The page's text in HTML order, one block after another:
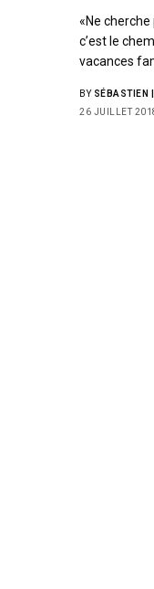
«Ne
c’est le
vacances
BY SÉBASTIEN
26 JUILLET